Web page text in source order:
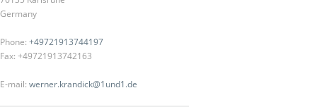
Germany
Phone: +49721913744197
Fax: +49721913742163
E-mail: werner.krandick@1und1.de